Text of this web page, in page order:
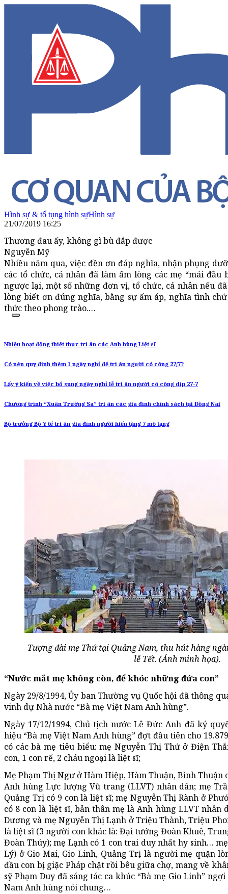
Hình sự & tố tụng hình sựHình sự
21/07/2019 16:25
Thương đau ấy, không gì bù đắp được
Nguyễn Mỹ
Nhiều năm qua, việc đền ơn đáp nghĩa, nhận phụng
các tổ chức, cá nhân đã làm ấm lòng các mẹ “mái đầu
ngược lại, một số những đơn vị, tổ chức, cá nhân nếu
lòng biết ơn đúng nghĩa, bằng sự ấm áp, nghĩa tình
thức theo phong trào.…
Nhiều hoạt động thiết thực tri ân các Anh hùng Liệt sĩ
Có nên quy định thêm 1 ngày nghỉ để tri ân người có công 27/7?
Lấy ý kiến về việc bổ sung ngày nghỉ lễ tri ân người có công dịp 27-7
Chương trình “Xuân Trường Sa” tri ân các gia đình chính sách tại Đồng Nai
Bộ trưởng Bộ Y tế tri ân gia đình người hiến tặng 7 mô tạng
Tượng đài mẹ Thứ tại Quảng Nam, thu hút hàng
lễ Tết. (Ảnh minh họa).
“Nước mắt mẹ không còn, để khóc những đứa con”
Ngày 29/8/1994, Ủy ban Thường vụ Quốc hội đã thông
vinh dự Nhà nước “Bà mẹ Việt Nam Anh hùng”.
Ngày 17/12/1994, Chủ tịch nước Lê Đức Anh đã ký
hiệu “Bà mẹ Việt Nam Anh hùng” đợt đầu tiên cho
có các bà mẹ tiêu biểu: mẹ Nguyễn Thị Thứ ở Điện
con, 1 con rể, 2 cháu ngoại là liệt sĩ;
Mẹ Phạm Thị Ngư ở Hàm Hiệp, Hàm Thuận, Bình Thuận
Anh hùng Lực lượng Vũ trang (LLVT) nhân dân; mẹ
Quảng Trị có 9 con là liệt sĩ; mẹ Nguyễn Thị Rành ở
có 8 con là liệt sĩ, bản thân mẹ là Anh hùng LLVT nhân
Dương và mẹ Nguyễn Thị Lạnh ở Triệu Thành, Triệu
là liệt sĩ (3 người con khác là: Đại tướng Đoàn Khuê,
Đoàn Thúy); mẹ Lạnh có 1 con trai duy nhất hy sinh…
Lý) ở Gio Mai, Gio Linh, Quảng Trị là người mẹ quặn
đầu con bị giặc Pháp chặt rồi bêu giữa chợ, mang về
sỹ Phạm Duy đã sáng tác ca khúc “Bà mẹ Gio Linh”
Nam Anh hùng nói chung…